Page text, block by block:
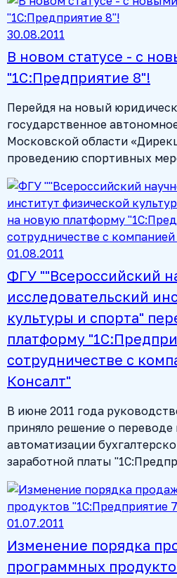
30.08.2011
В новом статусе - с
"1С:Предприятие 8"!
Перейдя на новый
государственное
Московской области
проведению спортивных
01.08.2011
ФГУ ""Всероссийский
исследовательский
культуры и спорта"
платформу
сотрудничестве с
Консалт"
В июне 2011 года
приняло решение о
автоматизации
заработной платы
01.07.2011
Изменение порядка
программных